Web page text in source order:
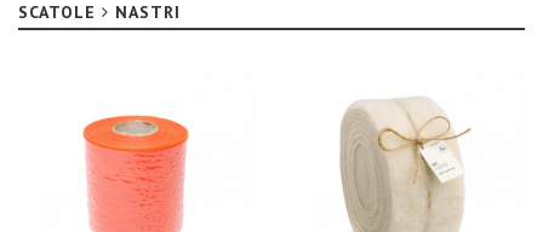
SCATOLE
NASTRI